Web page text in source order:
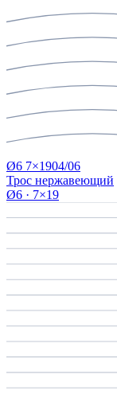
Ø6 7×1904/06
Трос нержавеющий
Ø6 · 7×19